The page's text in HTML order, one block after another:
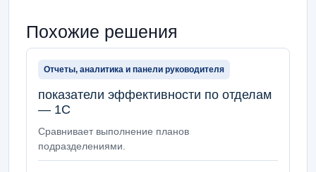
Похожие решения
Отчеты, аналитика и панели руководителя
показатели эффективности по отделам
— 1С
Сравнивает выполнение планов
подразделениями.